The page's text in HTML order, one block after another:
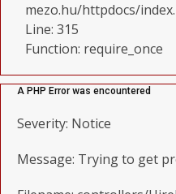
mezo.hu/httpdocs/
Line: 315
Function: require_once
A PHP Error was encountered
Severity: Notice
Message: Trying to get